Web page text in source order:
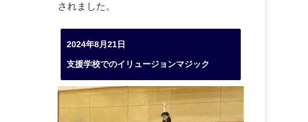
されました。
2024年8月21日
支援学校でのイリュージョンマジック